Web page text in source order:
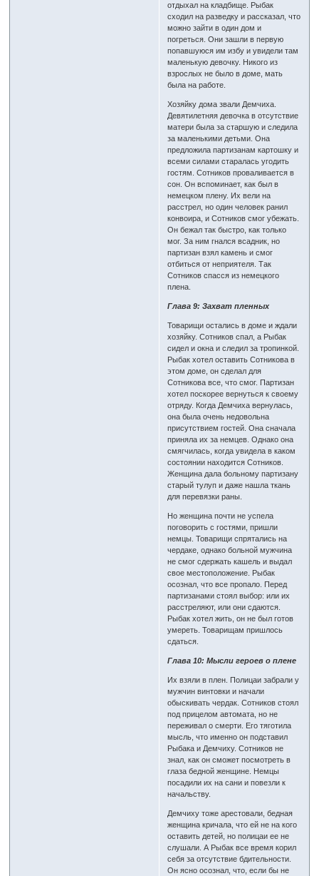
отдыхал на кладбище. Рыбак
сходил на разведку и рассказал, что
можно зайти в один дом и
погреться. Они зашли в первую
попавшуюся им избу и увидели там
маленькую девочку. Никого из
взрослых не было в доме, мать
была на работе.
Хозяйку дома звали Демчиха.
Девятилетняя девочка в отсутствие
матери была за старшую и следила
за маленькими детьми. Она
предложила партизанам картошку и
всеми силами старалась угодить
гостям. Сотников проваливается в
сон. Он вспоминает, как был в
немецком плену. Их вели на
расстрел, но один человек ранил
конвоира, и Сотников смог убежать.
Он бежал так быстро, как только
мог. За ним гнался всадник, но
партизан взял камень и смог
отбиться от неприятеля. Так
Сотников спасся из немецкого
плена.
Глава 9: Захват пленных
Товарищи остались в доме и ждали
хозяйку. Сотников спал, а Рыбак
сидел и окна и следил за тропинкой.
Рыбак хотел оставить Сотникова в
этом доме, он сделал для
Сотникова все, что смог. Партизан
хотел поскорее вернуться к своему
отряду. Когда Демчиха вернулась,
она была очень недовольна
присутствием гостей. Она сначала
приняла их за немцев. Однако она
смягчилась, когда увидела в каком
состоянии находится Сотников.
Женщина дала больному партизану
старый тулуп и даже нашла ткань
для перевязки раны.
Но женщина почти не успела
поговорить с гостями, пришли
немцы. Товарищи спрятались на
чердаке, однако больной мужчина
не смог сдержать кашель и выдал
свое местоположение. Рыбак
осознал, что все пропало. Перед
партизанами стоял выбор: или их
расстреляют, или они сдаются.
Рыбак хотел жить, он не был готов
умереть. Товарищам пришлось
сдаться.
Глава 10: Мысли героев о плене
Их взяли в плен. Полицаи забрали у
мужчин винтовки и начали
обыскивать чердак. Сотников стоял
под прицелом автомата, но не
переживал о смерти. Его тяготила
мысль, что именно он подставил
Рыбака и Демчиху. Сотников не
знал, как он сможет посмотреть в
глаза бедной женщине. Немцы
посадили их на сани и повезли к
начальству.
Демчиху тоже арестовали, бедная
женщина кричала, что ей не на кого
оставить детей, но полицаи ее не
слушали. А Рыбак все время корил
себя за отсутствие бдительности.
Он ясно осознал, что, если бы не